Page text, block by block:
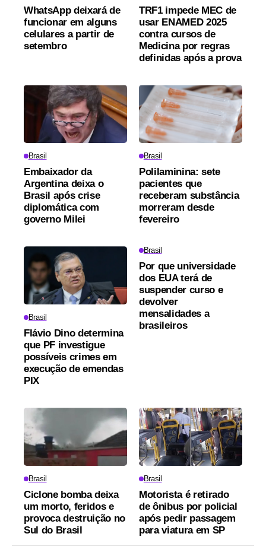
WhatsApp deixará de
funcionar em alguns
celulares a partir de
setembro
TRF1 impede MEC de
usar ENAMED 2025
contra cursos de
Medicina por regras
definidas após a prova
Brasil
Embaixador da
Argentina deixa o
Brasil após crise
diplomática com
governo Milei
Brasil
Polilaminina: sete
pacientes que
receberam substância
morreram desde
fevereiro
Brasil
Flávio Dino determina
que PF investigue
possíveis crimes em
execução de emendas
PIX
Brasil
Por que universidade
dos EUA terá de
suspender curso e
devolver
mensalidades a
brasileiros
Brasil
Ciclone bomba deixa
um morto, feridos e
provoca destruição no
Sul do Brasil
Brasil
Motorista é retirado
de ônibus por policial
após pedir passagem
para viatura em SP